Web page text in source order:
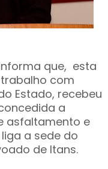
que, esta
com
Estado, recebeu
a
asfaltamento e
a sede do
de Itans.